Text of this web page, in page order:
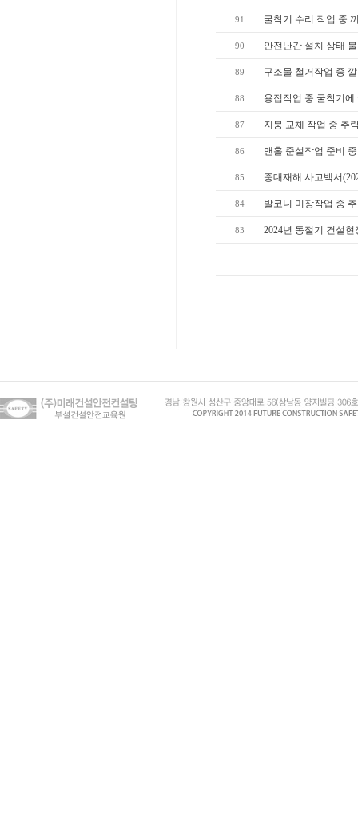
91 굴착기 수리 작업 중
90 안전난간 설치 상태
89 구조물 철거작업 중
88 용접작업 중 굴착기에
87 지붕 교체 작업 중 추
86 맨홀 준설작업 준비
85 중대재해 사고백서
84 발코니 미장작업 중
83 2024년 동절기 건설